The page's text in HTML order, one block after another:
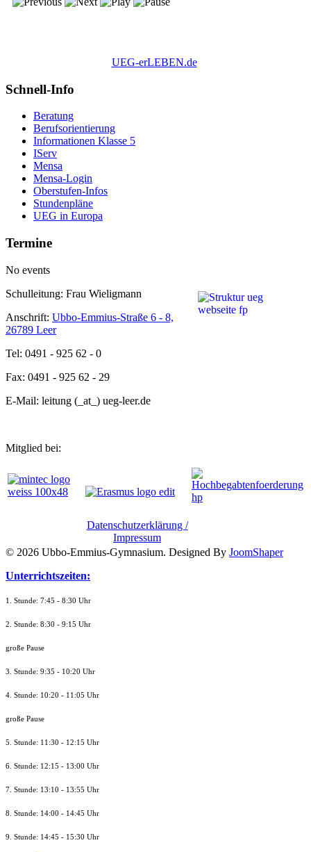
UEG-erLEBEN.de
Schnell-Info
Beratung
Berufsorientierung
Informationen Klasse 5
IServ
Mensa
Mensa-Login
Oberstufen-Infos
Stundenpläne
UEG in Europa
Termine
No events
Schulleitung: Frau Wieligmann
Anschrift: Ubbo-Emmius-Straße 6 - 8,
26789 Leer
Tel: 0491 - 925 62 - 0
Fax: 0491 - 925 62 - 29
E-Mail: leitung (_at_) ueg-leer.de
Mitglied bei:
Datenschutzerklärung /
Impressum
© 2026 Ubbo-Emmius-Gymnasium. Designed By JoomShaper
Unterrichtszeiten:
1. Stunde: 7:45 - 8:30 Uhr
2. Stunde: 8:30 - 9:15 Uhr
große Pause
3. Stunde: 9:35 - 10:20 Uhr
4. Stunde: 10:20 - 11:05 Uhr
große Pause
5. Stunde: 11:30 - 12:15 Uhr
6. Stunde: 12:15 - 13:00 Uhr
7. Stunde: 13:10 - 13:55 Uhr
8. Stunde: 14:00 - 14:45 Uhr
9. Stunde: 14:45 - 15:30 Uhr